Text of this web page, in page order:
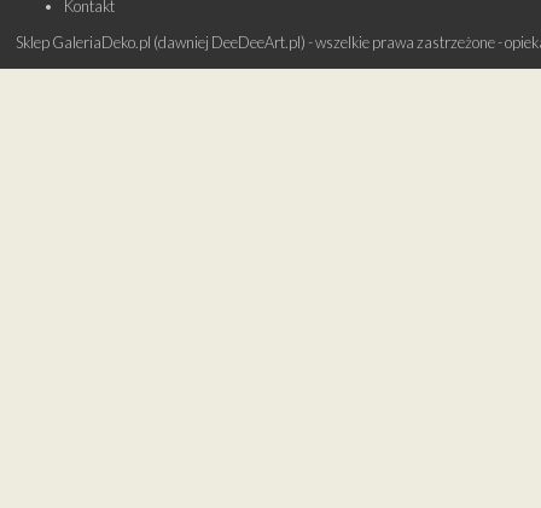
Kontakt
Sklep GaleriaDeko.pl (dawniej DeeDeeArt.pl) - wszelkie prawa zastrzeżone -